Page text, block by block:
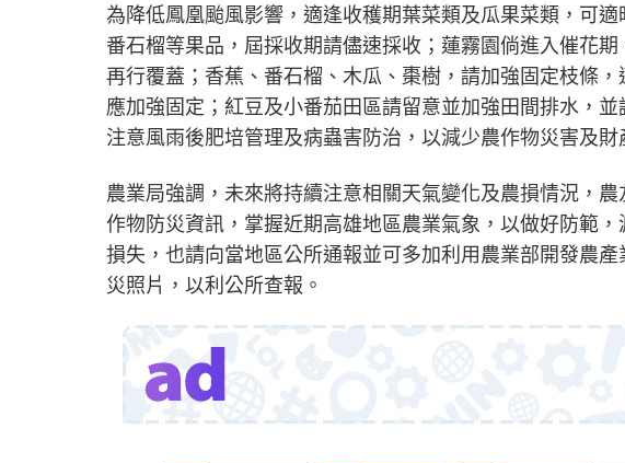
為降低鳳凰颱風影響，適逢收穫期葉菜類及瓜果菜類，可
番石榴等果品，屆採收期請儘速採收；蓮霧園倘進入催花
再行覆蓋；香蕉、番石榴、木瓜、棗樹，請加強固定枝條
應加強固定；紅豆及小番茄田區請留意並加強田間排水，
注意風雨後肥培管理及病蟲害防治，以減少農作物災害及財
農業局強調，未來將持續注意相關天氣變化及農損情況，
作物防災資訊，掌握近期高雄地區農業氣象，以做好防範
損失，也請向當地區公所通報並可多加利用農業部開發農
災照片，以利公所查報。